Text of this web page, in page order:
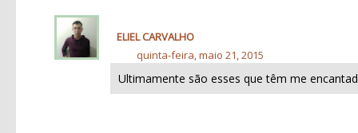
ELIEL CARVALHO
quinta-feira, maio 21, 2015
Ultimamente são esses que têm me